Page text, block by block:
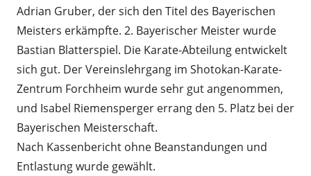
Adrian Gruber, der sich den Titel des Bayerischen
Meisters erkämpfte. 2. Bayerischer Meister wurde
Bastian Blatterspiel. Die Karate-Abteilung entwickelt
sich gut. Der Vereinslehrgang im Shotokan-Karate-
Zentrum Forchheim wurde sehr gut angenommen,
und Isabel Riemensperger errang den 5. Platz bei der
Bayerischen Meisterschaft.
Nach Kassenbericht ohne Beanstandungen und
Entlastung wurde gewählt.